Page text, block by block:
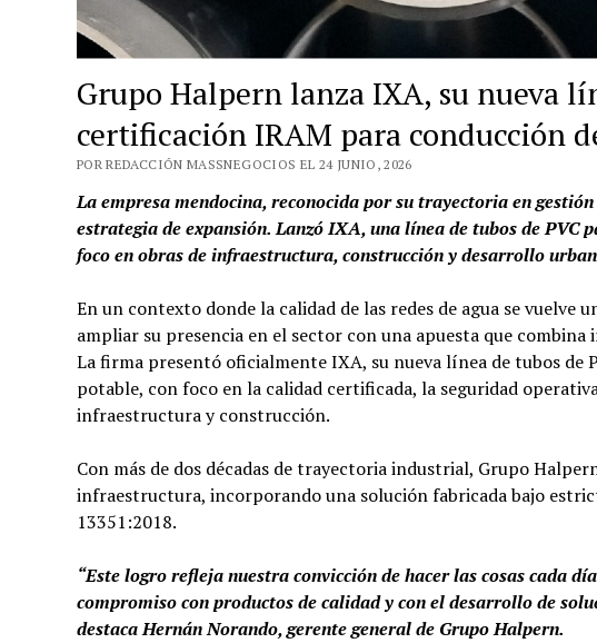
Grupo Halpern lanza IXA, su nueva
certificación IRAM para conducción
POR REDACCIÓN MASSNEGOCIOS EL 24 JUNIO, 2026
La empresa mendocina, reconocida por su trayectoria en
estrategia de expansión. Lanzó IXA, una línea de tubos de
foco en obras de infraestructura, construcción y desarrollo
En un contexto donde la calidad de las redes de agua se vuelve
ampliar su presencia en el sector con una apuesta que
La firma presentó oficialmente IXA, su nueva línea de tubos de
potable, con foco en la calidad certificada, la seguridad
infraestructura y construcción.
Con más de dos décadas de trayectoria industrial, Grupo
infraestructura, incorporando una solución fabricada bajo
13351:2018.
“Este logro refleja nuestra convicción de hacer las cosas cada
compromiso con productos de calidad y con el desarrollo de
destaca Hernán Norando, gerente general de Grupo Halpern.